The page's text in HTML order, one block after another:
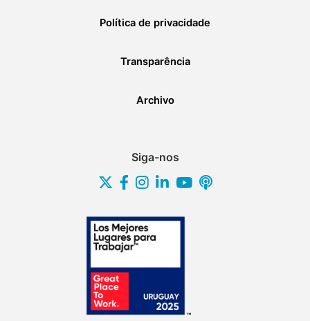
Política de privacidade
Transparência
Archivo
Siga-nos